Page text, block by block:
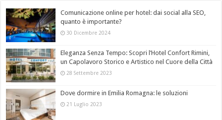
Comunicazione online per hotel: dai social alla SEO,
quanto è importante?
30 Dicembre 2024
Eleganza Senza Tempo: Scopri l’Hotel Confort Rimini,
un Capolavoro Storico e Artistico nel Cuore della Città
28 Settembre 2023
Dove dormire in Emilia Romagna: le soluzioni
21 Luglio 2023